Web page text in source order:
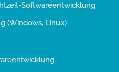
Softwareentwicklung
(Windows, Linux)